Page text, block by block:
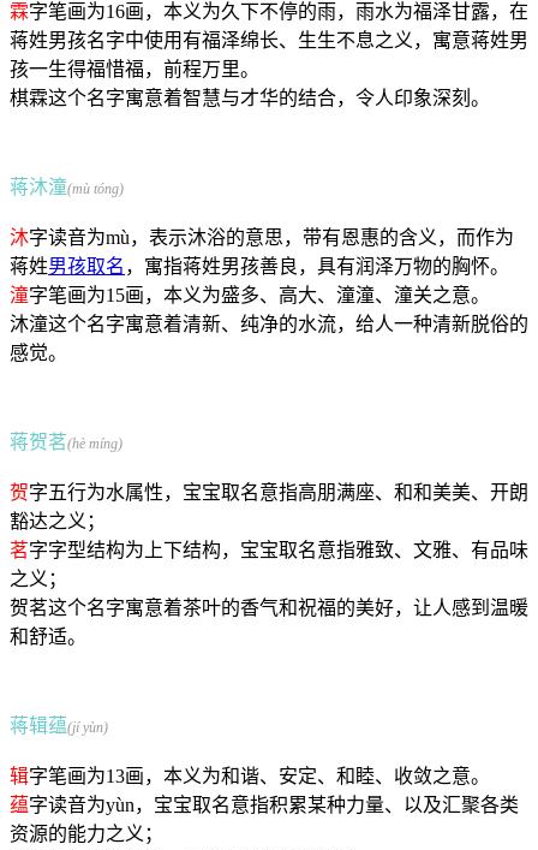
霖字笔画为16画，本义为久下不停的雨，雨水为福泽甘露，在
蒋姓男孩名字中使用有福泽绵长、生生不息之义，寓意蒋姓男
孩一生得福惜福，前程万里。
棋霖这个名字寓意着智慧与才华的结合，令人印象深刻。
蒋沐潼(mù tóng)
沐字读音为mù，表示沐浴的意思，带有恩惠的含义，而作为
蒋姓男孩取名 ，寓指蒋姓男孩善良，具有润泽万物的胸怀。
潼字笔画为15画，本义为盛多、高大、潼潼、潼关之意。
沐潼这个名字寓意着清新、纯净的水流，给人一种清新脱俗的
感觉。
蒋贺茗(hè míng)
贺字五行为水属性，宝宝取名意指高朋满座、和和美美、开朗
豁达之义；
茗字字型结构为上下结构，宝宝取名意指雅致、文雅、有品味
之义；
贺茗这个名字寓意着茶叶的香气和祝福的美好，让人感到温暖
和舒适。
蒋辑蕴(jí yùn)
辑字笔画为13画，本义为和谐、安定、和睦、收敛之意。
蕴字读音为yùn，宝宝取名意指积累某种力量、以及汇聚各类
资源的能力之义；